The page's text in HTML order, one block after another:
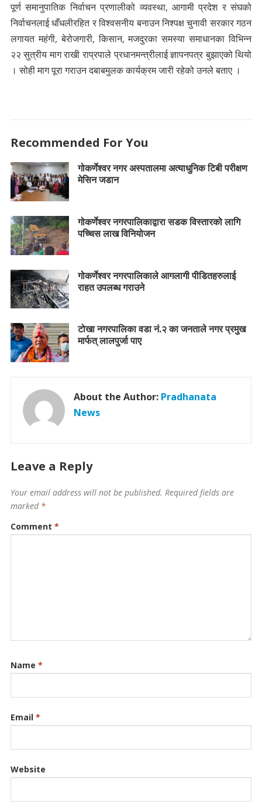
पूर्ण समानुपातिक निर्वाचन प्रणालीको व्यवस्था, आगामी प्रदेश र संघको
निर्वाचनलाई धाँधलीरहित र विश्वसनीय बनाउन निश्पक्ष चुनावी सरकार गठन
लगायत महंगी, बेरोजगारी, किसान, मजदुरका समस्या समाधानका विभिन्न
२२ सुत्रीय माग राखी राप्रपाले प्रधानमन्त्रीलाई ज्ञापनपत्र बुझाएको थियो
। सोही माग पूरा गराउन दबाबमुलक कार्यक्रम जारी रहेको उनले बताए ।
Recommended For You
गोकर्णेश्वर नगर अस्पतालमा अत्याधुनिक टिबी परीक्षण
मेसिन जडान
गोकर्णेश्वर नगरपालिकाद्वारा सडक विस्तारको लागि
पच्चिस लाख विनियोजन
गोकर्णेश्वर नगरपालिकाले आगलागी पीडितहरुलाई
राहत उपलब्ध गराउने
टोखा नगरपालिका वडा नं.२ का जनताले नगर प्रमुख
मार्फत् लालपुर्जा पाए
About the Author: Pradhanata
News
Leave a Reply
Your email address will not be published. Required fields are
marked *
Comment *
Name *
Email *
Website